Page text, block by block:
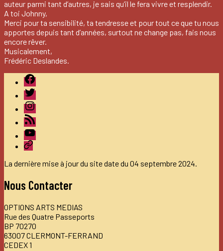
auteur parmi tant d’autres, je sais qu’il le fera vivre et resplendir.
A toi Johnny,
Merci pour ta sensibilité, ta tendresse et pour tout ce que tu nous
apportes depuis tant d’années, surtout ne change pas, fais nous
encore rêver.
Musicalement,
Frédéric Deslandes.
Facebook
Twitter
Instagram
LinkedIn
Youtube
Dailymotion
La dernière mise à jour du site date du 04 septembre 2024.
Nous Contacter
OPTIONS ARTS MEDIAS
Rue des Quatre Passeports
BP 70270
63007 CLERMONT-FERRAND
CEDEX 1